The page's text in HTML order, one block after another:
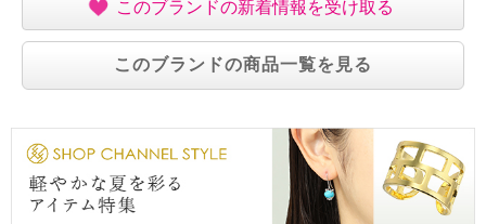
このブランドの新着情報を受け取る
このブランドの商品一覧を見る